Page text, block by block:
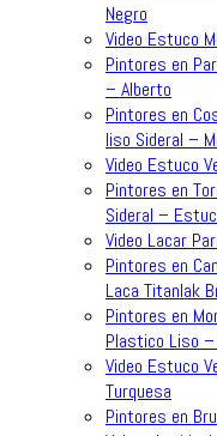
Negro
Video Estuco
Pintores en
– Alberto
Pintores en
liso Sideral –
Video Estuco
Pintores en
Sideral –
Video Lacar
Pintores en
Laca Titanlak
Pintores en
Plastico Liso
Video Estuco
Turquesa
Pintores en